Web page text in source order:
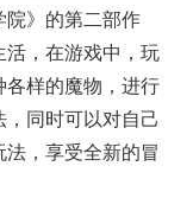
院》的第二部作
，在游戏中，玩
样的魔物，进行
同时可以对自己
，享受全新的冒